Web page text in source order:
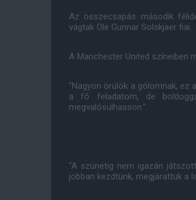
Az összecsapás második
vágtak Ole Gunnar Solskjaer fiai.
A Manchester United színeiben
"Nagyon örülök a gólomnak, ez
a fő feladatom, de
megvalósulhasson."
"A szünetig nem igazán
jobban kezdtünk, megjárattuk a